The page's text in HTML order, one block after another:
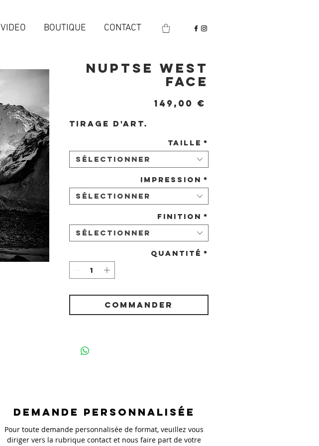
VIDEO BOUTIQUE CONTACT
Nuptse West
Face
149,00 €
Tirage d'art.
Taille *
Sélectionner
Impression *
Sélectionner
Finition *
Sélectionner
Quantité *
COMMANDER
Demande personnalisée
Pour toute demande personnalisée de format, veuillez vous
diriger vers la rubrique contact et nous faire part de votre